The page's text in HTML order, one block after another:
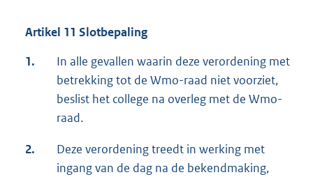
Artikel 11 Slotbepaling
1.
In alle gevallen waarin deze verordening met
betrekking tot de Wmo-raad niet voorziet,
beslist het college na overleg met de Wmo-
raad.
2.
Deze verordening treedt in werking met
ingang van de dag na de bekendmaking,